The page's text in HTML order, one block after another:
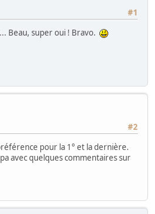
#1
Beau, super oui ! Bravo.
#2
pour la 1° et la dernière.
avec quelques commentaires sur